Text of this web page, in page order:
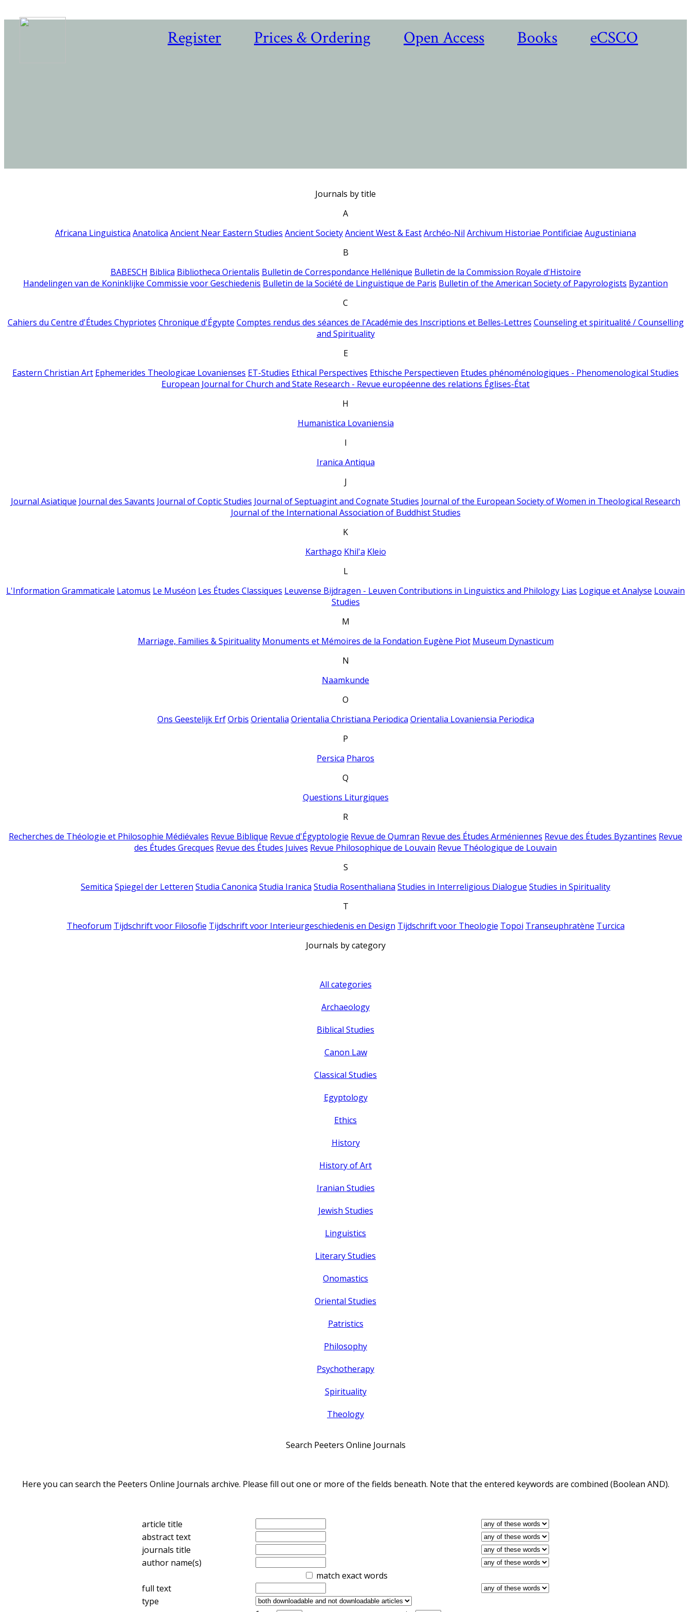
Register Prices & Ordering Open Access Books eCSCO
Journals by title
A
Africana Linguistica Anatolica Ancient Near Eastern Studies Ancient SocietyAncient West & EastArchéo-Nil Archivum Historiae Pontificiae Augustiniana
B
BABESCH Biblica Bibliotheca Orientalis Bulletin de Correspondance Hellénique Bulletin de la Commission Royale d'Histoire
Handelingen van de Koninklijke Commissie voor Geschiedenis Bulletin de la Société de Linguistique de Paris Bulletin of the American Society of Papyrologists Byzantion
C
Cahiers du Centre d'Études Chypriotes Chronique d'Égypte Comptes rendus des séances de l'Académie des Inscriptions et Belles-Lettres Counseling et spiritualité / Counselling
and Spirituality
E
Eastern Christian Art Ephemerides Theologicae Lovanienses ET-Studies Ethical Perspectives Ethische Perspectieven Etudes phénoménologiques - Phenomenological Studies
European Journal for Church and State Research - Revue européenne des relations Églises-État
H
Humanistica Lovaniensia
I
Iranica Antiqua
J
Journal Asiatique Journal des Savants Journal of Coptic Studies Journal of Septuagint and Cognate Studies Journal of the European Society of Women in Theological Research
Journal of the International Association of Buddhist Studies
K
Karthago Khil'a Kleio
L
L'Information Grammaticale Latomus Le Muséon Les Études Classiques Leuvense Bijdragen - Leuven Contributions in Linguistics and Philology Lias Logique et Analyse Louvain
Studies
M
Marriage, Families & Spirituality Monuments et Mémoires de la Fondation Eugène Piot Museum Dynasticum
N
Naamkunde
O
Ons Geestelijk Erf Orbis Orientalia Orientalia Christiana Periodica Orientalia Lovaniensia Periodica
P
Persica Pharos
Q
Questions Liturgiques
R
Recherches de Théologie et Philosophie Médiévales Revue Biblique Revue d'Égyptologie Revue de Qumran Revue des Études Arméniennes Revue des Études Byzantines Revue
des Études Grecques Revue des Études Juives Revue Philosophique de Louvain Revue Théologique de Louvain
S
Semitica Spiegel der Letteren Studia Canonica Studia Iranica Studia Rosenthaliana Studies in Interreligious Dialogue Studies in Spirituality
T
Theoforum Tijdschrift voor Filosofie Tijdschrift voor Interieurgeschiedenis en Design Tijdschrift voor Theologie Topoi Transeuphratène Turcica
Journals by category
All categories
Archaeology
Biblical Studies
Canon Law
Classical Studies
Egyptology
Ethics
History
History of Art
Iranian Studies
Jewish Studies
Linguistics
Literary Studies
Onomastics
Oriental Studies
Patristics
Philosophy
Psychotherapy
Spirituality
Theology
Search Peeters Online Journals
Here you can search the Peeters Online Journals archive. Please fill out one or more of the fields beneath. Note that the entered keywords are combined (Boolean AND).
article title
abstract text
journals title
author name(s)
match exact words
full text
type